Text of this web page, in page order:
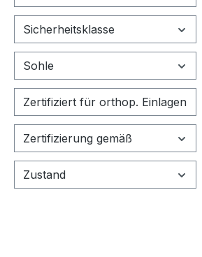
Sicherheitsklasse
Sohle
Zertifiziert für orthop. Einlagen
Zertifizierung gemäß
Zustand